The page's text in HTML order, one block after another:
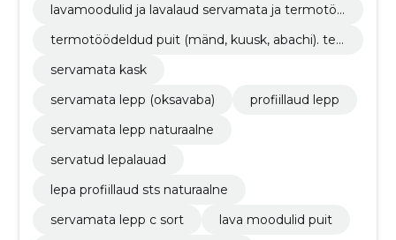
lavamoodulid ja lavalaud servamata ja termotöö
termotöödeldud puit (mänd, kuusk, abachi). terr
servamata kask
servamata lepp (oksavaba)
profiillaud lepp
servamata lepp naturaalne
servatud lepalauad
lepa profiillaud sts naturaalne
servamata lepp c sort
lava moodulid puit